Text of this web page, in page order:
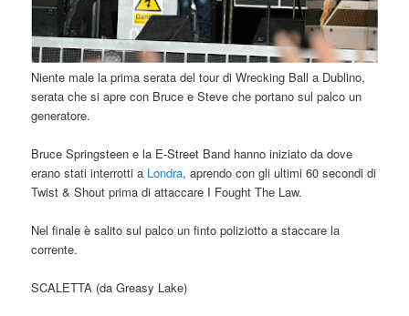
Niente male la prima serata del tour di Wrecking Ball a Dublino,
serata che si apre con Bruce e Steve che portano sul palco un
generatore.
Bruce Springsteen e la E-Street Band hanno iniziato da dove
erano stati interrotti a Londra, aprendo con gli ultimi 60 secondi di
Twist & Shout prima di attaccare I Fought The Law.
Nel finale è salito sul palco un finto poliziotto a staccare la
corrente.
SCALETTA (da Greasy Lake)